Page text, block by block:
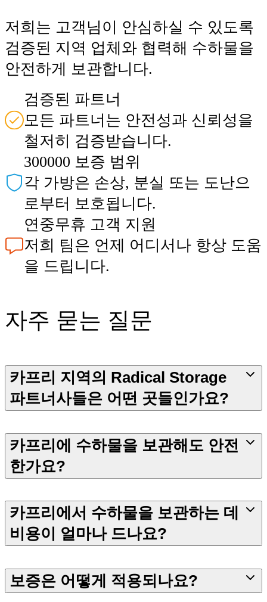
저희는 고객님이 안심하실 수 있도록
검증된 지역 업체와 협력해 수하물을
안전하게 보관합니다.
검증된 파트너
모든 파트너는 안전성과 신뢰성을
철저히 검증받습니다.
300000 보증 범위
각 가방은 손상, 분실 또는 도난으
로부터 보호됩니다.
연중무휴 고객 지원
저희 팀은 언제 어디서나 항상 도움
을 드립니다.
자주 묻는 질문
카프리 지역의 Radical Storage
파트너사들은 어떤 곳들인가요?
카프리에 수하물을 보관해도 안전
한가요?
카프리에서 수하물을 보관하는 데
비용이 얼마나 드나요?
보증은 어떻게 적용되나요?